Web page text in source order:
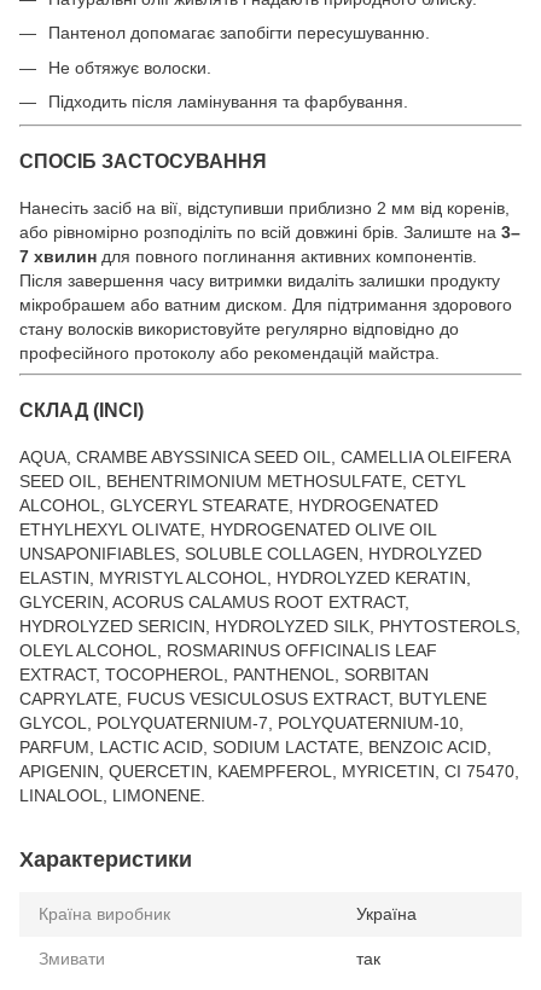
Пантенол допомагає запобігти пересушуванню.
Не обтяжує волоски.
Підходить після ламінування та фарбування.
СПОСІБ ЗАСТОСУВАННЯ
Нанесіть засіб на вії, відступивши приблизно 2 мм від коренів,
або рівномірно розподіліть по всій довжині брів. Залиште на 3–
7 хвилин для повного поглинання активних компонентів.
Після завершення часу витримки видаліть залишки продукту
мікробрашем або ватним диском. Для підтримання здорового
стану волосків використовуйте регулярно відповідно до
професійного протоколу або рекомендацій майстра.
СКЛАД (INCI)
AQUA, CRAMBE ABYSSINICA SEED OIL, CAMELLIA OLEIFERA
SEED OIL, BEHENTRIMONIUM METHOSULFATE, CETYL
ALCOHOL, GLYCERYL STEARATE, HYDROGENATED
ETHYLHEXYL OLIVATE, HYDROGENATED OLIVE OIL
UNSAPONIFIABLES, SOLUBLE COLLAGEN, HYDROLYZED
ELASTIN, MYRISTYL ALCOHOL, HYDROLYZED KERATIN,
GLYCERIN, ACORUS CALAMUS ROOT EXTRACT,
HYDROLYZED SERICIN, HYDROLYZED SILK, PHYTOSTEROLS,
OLEYL ALCOHOL, ROSMARINUS OFFICINALIS LEAF
EXTRACT, TOCOPHEROL, PANTHENOL, SORBITAN
CAPRYLATE, FUCUS VESICULOSUS EXTRACT, BUTYLENE
GLYCOL, POLYQUATERNIUM-7, POLYQUATERNIUM-10,
PARFUM, LACTIC ACID, SODIUM LACTATE, BENZOIC ACID,
APIGENIN, QUERCETIN, KAEMPFEROL, MYRICETIN, CI 75470,
LINALOOL, LIMONENE.
Характеристики
Країна виробник Україна
Змивати так